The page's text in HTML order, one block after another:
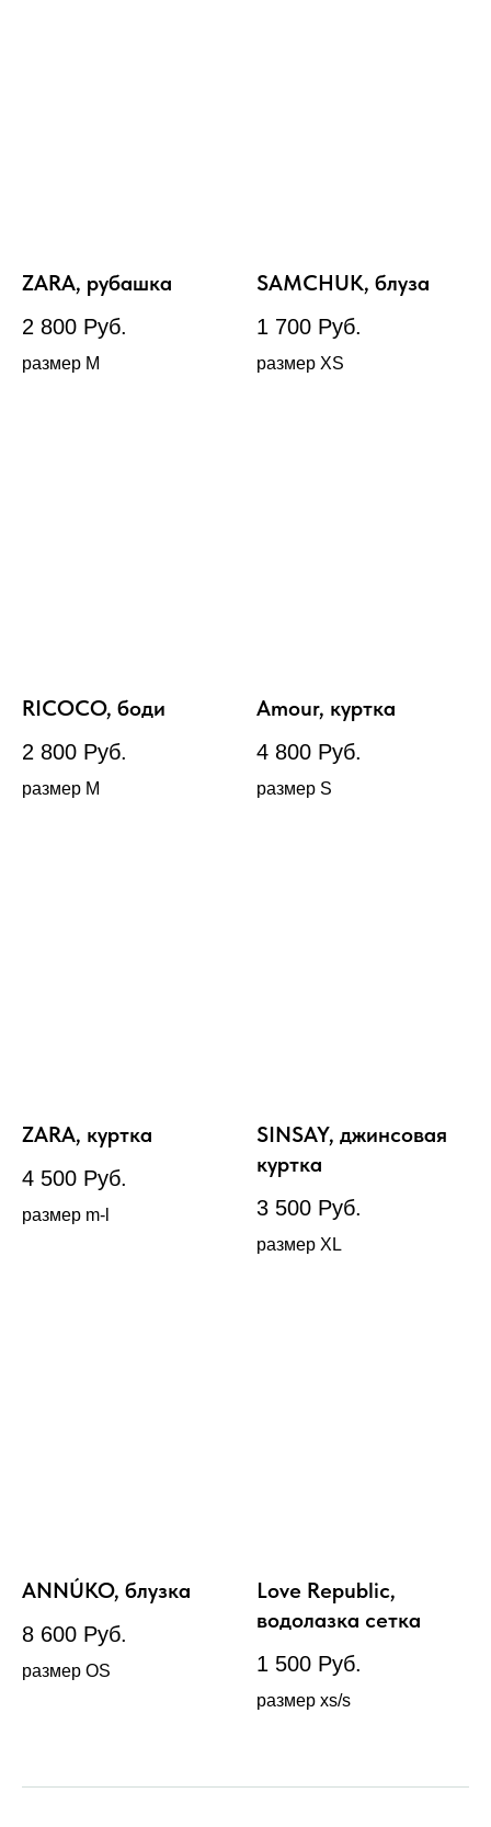
ZARA, рубашка
2 800 Руб.
размер М
SAMCHUK, блуза
1 700 Руб.
размер XS
RICOCO, боди
2 800 Руб.
размер М
Amour, куртка
4 800 Руб.
размер S
ZARA, куртка
4 500 Руб.
размер m-l
SINSAY, джинсовая
куртка
3 500 Руб.
размер XL
ANNÚKO, блузка
8 600 Руб.
размер OS
Love Republic,
водолазка сетка
1 500 Руб.
размер xs/s